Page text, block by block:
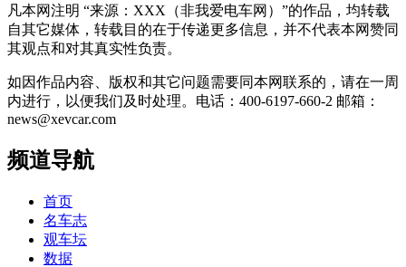
凡本网注明 “来源：XXX（非我爱电车网）”的作品，均转载
自其它媒体，转载目的在于传递更多信息，并不代表本网赞同
其观点和对其真实性负责。
如因作品内容、版权和其它问题需要同本网联系的，请在一周
内进行，以便我们及时处理。电话：400-6197-660-2 邮箱：
news@xevcar.com
频道导航
首页
名车志
观车坛
数据